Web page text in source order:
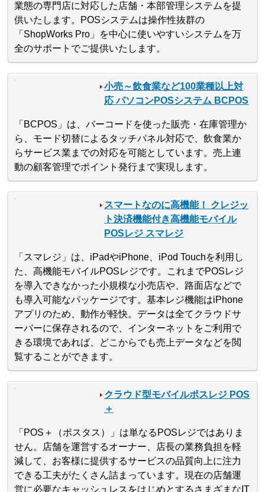
業態の専門店に対応した店舗・本部管理システムを提
供いたします。POSシステムは操作性抜群の
「ShopWorks Pro」を中心に使いやすいシステムを万
全のサポートでご提供いたします。
小売～飲食業など100業種以上対
応 パソコンPOSシステム BCPOS
「BCPOS」は、バーコードを使った販売・在庫管理か
ら、モード切替によるタッチパネル対応で、飲食業か
らサービス業までの対応を可能としています。売上連
動の顧客管理でポイント発行まで実現します。
スマートなのに高機能！ クレジッ
ト決済機能付き高機能モバイル
POSレジ スマレジ
「スマレジ」は、iPadやiPhone、iPod Touchを利用し
た、高機能モバイルPOSレジです。これまでPOSレジ
を導入できなかった小規模な小売店や、路面店などで
も導入可能なパッケージです。基本レジ機能はiPhone
アプリのため、動作が軽快。データは全てクラウドサ
ーバーに保存されるので、インターネットをご利用で
きる環境であれば、どこからでも売上データなどを閲
覧することができます。
クラウド型モバイルポスレジ POS
＋
「POS＋（ポスタス）」は単なるPOSレジではありま
せん。店舗を運営するオーナー、店長の業務負担を軽
減して、お客様に提供するサービスの品質向上に注力
できる工夫がたくさん詰まっています。現在の店舗運
営に必要なキャッシュレスをはじめとするさまざまなIT